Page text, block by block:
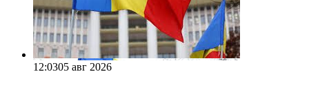
12:0305 авг 2026